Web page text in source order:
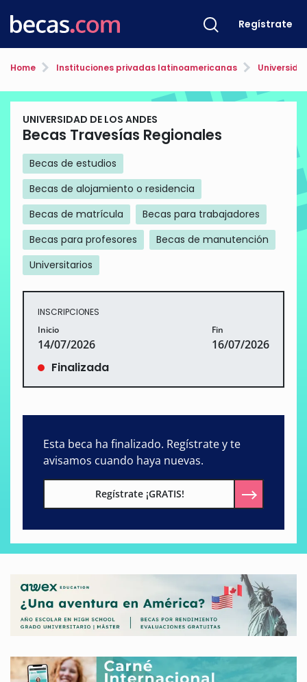
Regístrate
Home Instituciones privadas latinoamericanas
UNIVERSIDAD DE LOS ANDES
Becas Travesías Regionales
Becas de estudios
Becas de alojamiento o residencia
Becas de matrícula
Becas para trabajadores
Becas para profesores
Becas de manutención
Universitarios
INSCRIPCIONES
Inicio
14/07/2026
Fin
16/07/2026
Finalizada
Esta beca ha finalizado. Regístrate y te
avisamos cuando haya nuevas.
Regístrate ¡GRATIS!